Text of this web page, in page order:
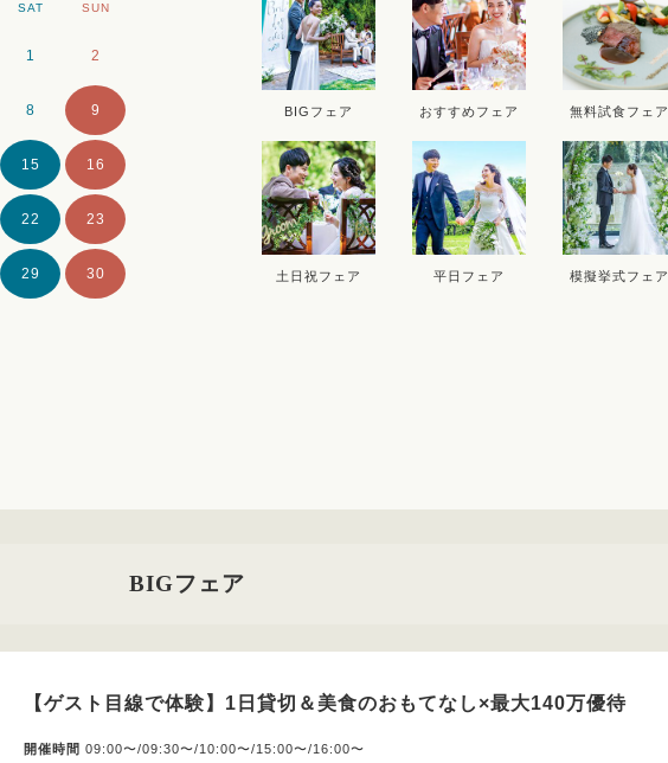
SAT SUN
1 2
8 9
15 16
22 23
29 30
MON TUE WED THU FRI SAT
1 2 3 5
7 9 10 11 12
14 15 16 17 18 19
21 22 23 24 25
28 30
BIGフェア おすすめフェア 無料試食フェア
土日祝フェア 平日フェア 模擬挙式フェア
BIGフェア
【ゲスト目線で体験】1日貸切＆美食のおもてなし×最大140万優待
開催時間 09:00〜/09:30〜/10:00〜/15:00〜/16:00〜